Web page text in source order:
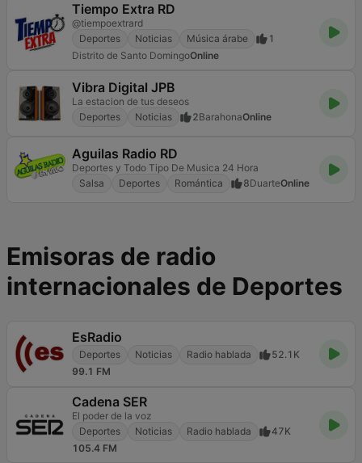
Tiempo Extra RD
@tiempoextrard
Deportes
Noticias Música árabe
1
Distrito de Santo DomingoOnline
Vibra Digital JPB
La estacion de tus deseos
Deportes
Noticias 2BarahonaOnline
Aguilas Radio RD
Deportes y Todo Tipo De Musica 24 Hora
Salsa
Deportes Romántica 8DuarteOnline
Emisoras de radio
internacionales de Deportes
EsRadio
Deportes Noticias Radio hablada
52.1K
99.1 FM
Cadena SER
El poder de la voz
Deportes
Noticias Radio hablada
47K
105.4 FM